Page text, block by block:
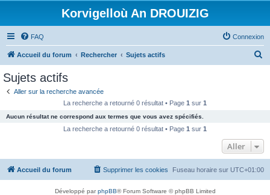
Korvigelloù An DROUIZIG
FAQ Connexion
Accueil du forum Rechercher Sujets actifs
c
e
Sujets actifs
Aller sur la recherche avancée
La recherche a retourné 0 résultat • Page 1 sur 1
Aucun résultat ne correspond aux termes que vous avez spécifiés.
La recherche a retourné 0 résultat • Page 1 sur 1
Aller
Accueil du forum Fuseau horaire sur UTC+01:00
Supprimer les cookies
Développé parphpBB® Forum Software © phpBB Limited